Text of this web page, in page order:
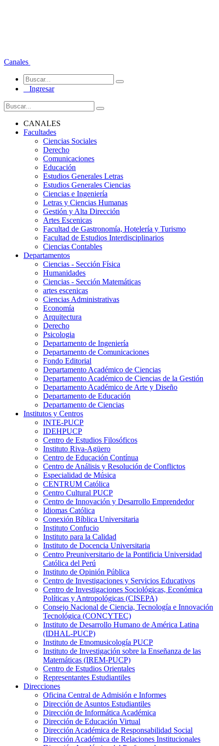
Canales
Ingresar
CANALES
Facultades
Ciencias Sociales
Derecho
Comunicaciones
Educación
Estudios Generales Letras
Estudios Generales Ciencias
Ciencias e Ingeniería
Letras y Ciencias Humanas
Gestión y Alta Dirección
Artes Escenicas
Facultad de Gastronomía, Hotelería y Turismo
Facultad de Estudios Interdisciplinarios
Ciencias Contables
Departamentos
Ciencias - Sección Física
Humanidades
Ciencias - Sección Matemáticas
artes escenicas
Ciencias Administrativas
Economía
Arquitectura
Derecho
Psicologia
Departamento de Ingeniería
Departamento de Comunicaciones
Fondo Editorial
Departamento Académico de Ciencias
Departamento Académico de Ciencias de la Gestión
Departamento Académico de Arte y Diseño
Departamento de Educación
Departamento de Ciencias
Institutos y Centros
INTE-PUCP
IDEHPUCP
Centro de Estudios Filosóficos
Instituto Riva-Agüero
Centro de Educación Contínua
Centro de Análisis y Resolución de Conflictos
Especialidad de Música
CENTRUM Católica
Centro Cultural PUCP
Centro de Innovación y Desarrollo Emprendedor
Idiomas Católica
Conexión Bíblica Universitaria
Instituto Confucio
Instituto para la Calidad
Instituto de Docencia Universitaria
Centro Preuniversitario de la Pontificia Universidad
Católica del Perú
Instituto de Opinión Pública
Centro de Investigaciones y Servicios Educativos
Centro de Investigaciones Sociológicas, Económica
Políticas y Antropológicas (CISEPA)
Consejo Nacional de Ciencia, Tecnología e Innovación
Tecnológica (CONCYTEC)
Instituto de Desarrollo Humano de América Latina
(IDHAL-PUCP)
Instituto de Etnomusicología PUCP
Instituto de Investigación sobre la Enseñanza de las
Matemáticas (IREM-PUCP)
Centro de Estudios Orientales
Representantes Estudiantiles
Direcciones
Oficina Central de Admisión e Informes
Dirección de Asuntos Estudiantiles
Dirección de Informática Académica
Dirección de Educación Virtual
Dirección Académica de Responsabilidad Social
Dirección Académica de Relaciones Institucionales